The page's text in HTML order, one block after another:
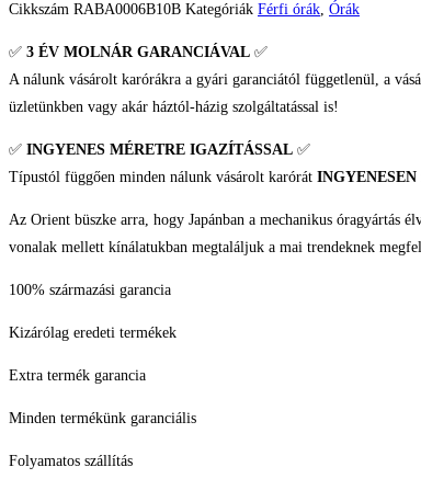
Cikkszám RABA0006B10B Kategóriák Férfi órák, Órák
✅ 3 ÉV MOLNÁR GARANCIÁVAL ✅
A nálunk vásárolt karórákra a gyári garanciától függetlenül, a
üzletünkben vagy akár háztól-házig szolgáltatással is!
✅ INGYENES MÉRETRE IGAZÍTÁSSAL ✅
Típustól függően minden nálunk vásárolt karórát INGYENESEN
Az Orient büszke arra, hogy Japánban a mechanikus óragyártás
vonalak mellett kínálatukban megtaláljuk a mai trendeknek
100% származási garancia
Kizárólag eredeti termékek
Extra termék garancia
Minden termékünk garanciális
Folyamatos szállítás